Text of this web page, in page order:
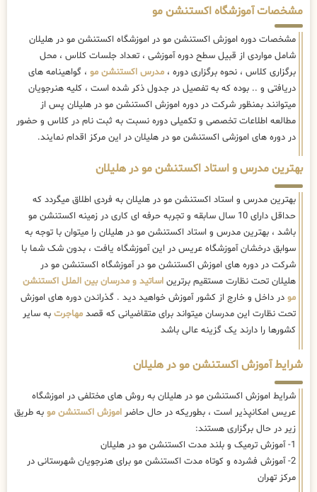
مشخصات آموزشگاه اکستنشن مو
مشخصات دوره اموزش اکستنشن مو در اموزشگاه اکستنشن مو در هلیلان
شامل مواردی از قبیل سطح دوره آموزشی ، تعداد جلسات کلاس ، محل
برگزاری کلاس ، نحوه برگزاری دوره ، مدرس اکستنشن مو ، گواهینامه های
دریافتی و .. بوده که به تفصیل در جدول ذکر شده است ، کلیه هنرجویان
میتوانند بمنظور شرکت در دوره اموزش اکستنشن مو در هلیلان پس از
مطالعه اطلاعات تخصصی و تکمیلی دوره نسبت به ثبت نام در کلاس و حضور
در دوره های اموزشی اکستنشن مو در هلیلان در این مرکز اقدام نمایند.
بهترین مدرس و استاد اکستنشن مو در هلیلان
بهترین مدرس و استاد اکستنشن مو در هلیلان به فردی اطلاق میگردد که
حداقل دارای 10 سال سابقه و تجربه حرفه ای کاری در زمینه اکستنشن مو
باشد ، بهترین مدرس و استاد اکستنشن مو در هلیلان را میتوان با توجه به
سوابق درخشان آموزشگاه عریس در این آموزشگاه یافت ، بدون شک شما با
شرکت در دوره های اموزش اکستنشن مو در آموزشگاه اکستنشن مو در
هلیلان تحت نظارت مستقیم برترین اساتید و مدرسان بین الملل اکستنشن
مو در داخل و خارج از کشور آموزش خواهید دید . گذراندن دوره های اموزش
تحت نظارت این مدرسان میتواند برای متقاضیانی که قصد مهاجرت به سایر
کشورها را دارند یک گزینه عالی باشد
شرایط آموزش اکستنشن مو در هلیلان
شرایط اموزش اکستنشن مو در هلیلان به روش های مختلفی در اموزشگاه
عریس امکانپذیر است ، بطوریکه در حال حاضر اموزش اکستنشن مو به طریق
زیر در حال برگزاری هستند:
1- آموزش ترمیک و بلند مدت اکستنشن مو در هلیلان
2- آموزش فشرده و کوتاه مدت اکستنشن مو برای هنرجویان شهرستانی در
مرکز تهران